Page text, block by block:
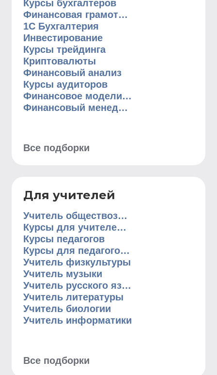
Курсы бухгалтеров
Финансовая грамотность
1С Бухгалтерия
Инвестирование
Курсы трейдинга
Криптовалюты
Финансовый анализ
Курсы аудиторов
Финансовое моделирование
Финансовый менеджмент
Все подборки
Для учителей
Учитель обществознания
Курсы для учителей английского
Курсы педагогов
Курсы для педагогов начальных классов
Учитель физкультуры
Учитель музыки
Учитель русского языка
Учитель литературы
Учитель биологии
Учитель информатики
Все подборки